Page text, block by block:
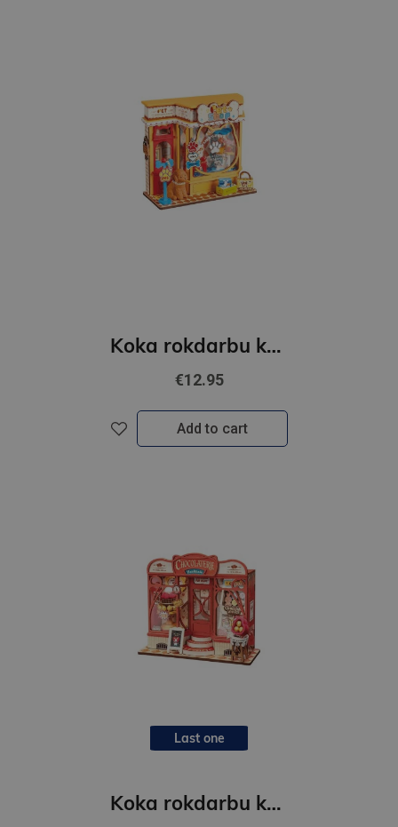
Koka rokdarbu komplekts - Pawfect Pet Shop
€12.95
Add to cart
Last one
Koka rokdarbu komplekts - Sweet Chocolate Shop